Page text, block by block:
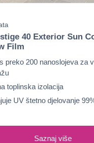
40 Exterior Sun
Film
preko 200 nanoslojeva za
toplinska izolacija
UV štetno djelovanje
Saznaj više